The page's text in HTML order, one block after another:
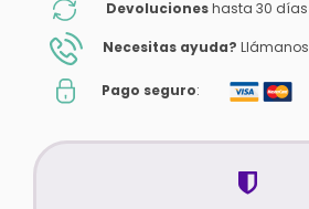
Devolucioneshasta 30 días
Necesitas ayuda? Llámanos
Pago seguro: